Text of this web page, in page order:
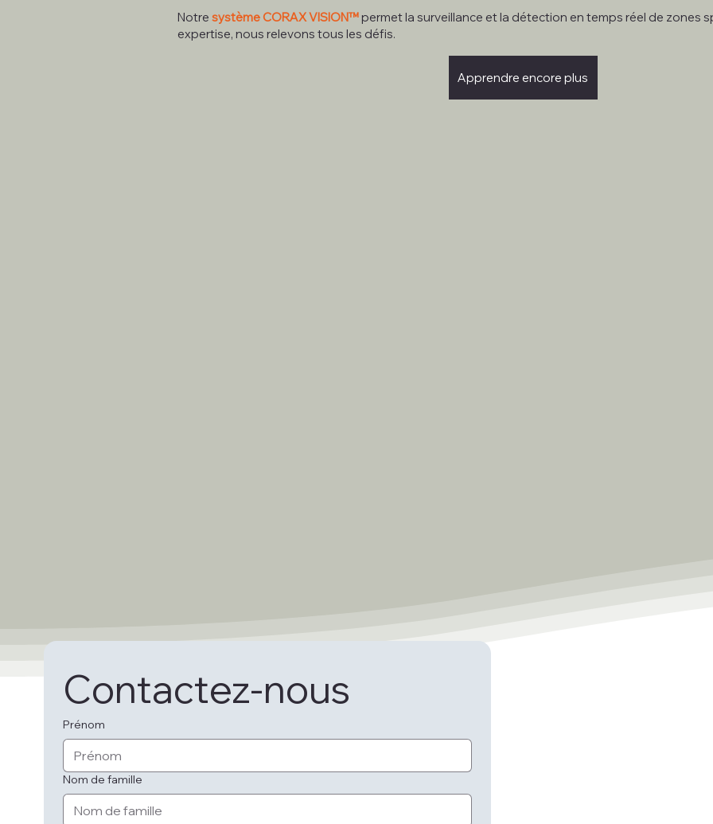
Notre système CORAX VISION™permet la surveillance et la détection en temps réel de zones
expertise, nous relevons tous les défis.
Apprendre encore plus
Contactez-nous
Prénom
Nom de famille